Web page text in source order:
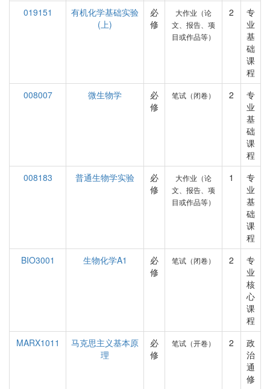
019151
有机化学基础实验
(上)
必
修
大作业（论
文、报告、项
目或作品等）
2
专
业
基
础
课
程
008007
微生物学
必
修
笔试（闭卷） 2
专
业
基
础
课
程
008183
普通生物学实验
必
修
大作业（论
文、报告、项
目或作品等）
1
专
业
基
础
课
程
BIO3001
生物化学A1
必
修
笔试（闭卷） 2
专
业
核
心
课
程
MARX1011
马克思主义基本原
理
必
修
笔试（开卷） 2
政
治
通
修